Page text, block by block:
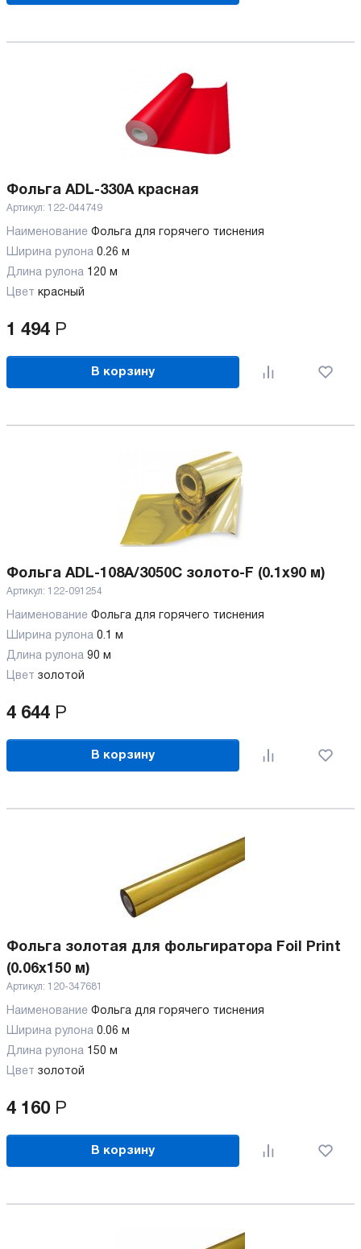
Фольга ADL-330A красная
Артикул: 122-044749
Наименование Фольга для горячего тиснения
Ширина рулона 0.26 м
Длина рулона 120 м
Цвет красный
1 494 Р
В корзину
Фольга ADL-108A/3050C золото-F (0.1x90 м)
Артикул: 122-091254
Наименование Фольга для горячего тиснения
Ширина рулона 0.1 м
Длина рулона 90 м
Цвет золотой
4 644 Р
В корзину
Фольга золотая для фольгиратора Foil Print
(0.06x150 м)
Артикул: 120-347681
Наименование Фольга для горячего тиснения
Ширина рулона 0.06 м
Длина рулона 150 м
Цвет золотой
4 160 Р
В корзину